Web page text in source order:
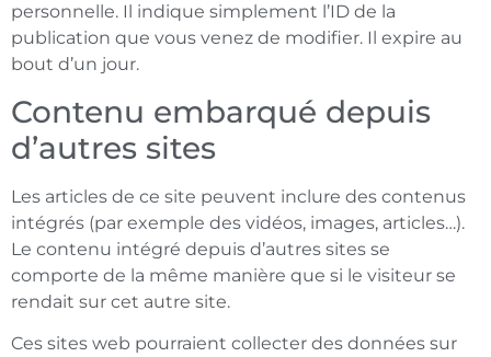
personnelle. Il indique simplement l’ID de la
publication que vous venez de modifier. Il expire au
bout d’un jour.
Contenu embarqué depuis
d’autres sites
Les articles de ce site peuvent inclure des contenus
intégrés (par exemple des vidéos, images, articles…).
Le contenu intégré depuis d’autres sites se
comporte de la même manière que si le visiteur se
rendait sur cet autre site.
Ces sites web pourraient collecter des données sur